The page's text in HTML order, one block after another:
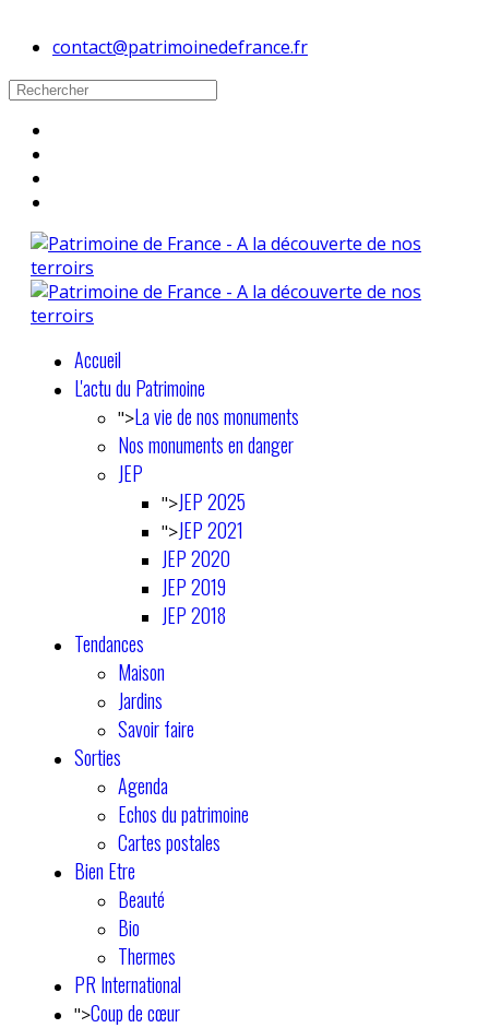
contact@patrimoinedefrance.fr
Accueil
L'actu du Patrimoine
">La vie de nos monuments
Nos monuments en danger
JEP
">JEP 2025
">JEP 2021
JEP 2020
JEP 2019
JEP 2018
Tendances
Maison
Jardins
Savoir faire
Sorties
Agenda
Echos du patrimoine
Cartes postales
Bien Etre
Beauté
Bio
Thermes
PR International
">Coup de cœur